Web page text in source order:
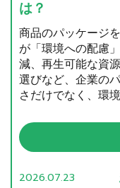
は？
商品のパッケージ
が「環境への配慮
減、再生可能な資
選びなど、企業の
さだけでなく、環
2026.07.23